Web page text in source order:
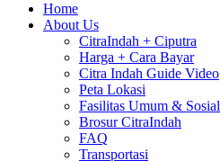
Home
About Us
CitraIndah + Ciputra
Harga + Cara Bayar
Citra Indah Guide Video
Peta Lokasi
Fasilitas Umum & Sosial
Brosur CitraIndah
FAQ
Transportasi